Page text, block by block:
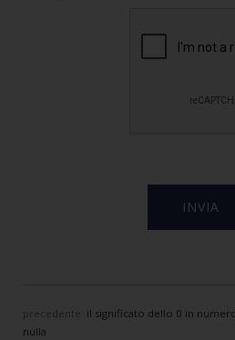
precedente: il significato dello 0 in
nulla